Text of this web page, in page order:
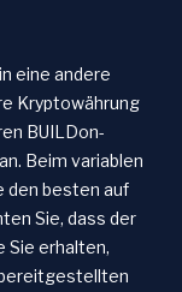
eine andere
Kryptowährung
BUILDon-
Beim variablen
den besten auf
Sie, dass der
Sie erhalten,